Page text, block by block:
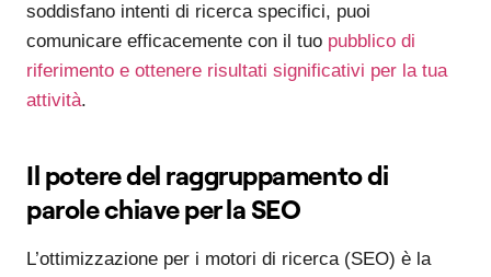
soddisfano intenti di ricerca specifici, puoi
comunicare efficacemente con il tuo pubblico di
riferimento e ottenere risultati significativi per la tua
attività.
Il potere del raggruppamento di
parole chiave per la SEO
L’ottimizzazione per i motori di ricerca (SEO) è la